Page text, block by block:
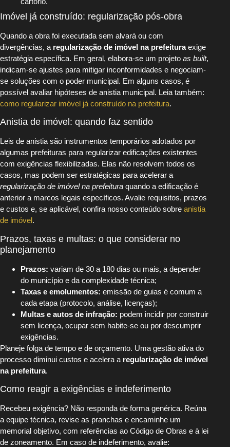
Imóvel já construído: regularização pós-obra
Quando a obra foi executada sem alvará ou com
divergências, a regularização de imóvel na prefeituraexige
estratégia específica. Em geral, elabora-se um projeto as built,
indicam-se ajustes para mitigar inconformidades e negociam-
se soluções com o poder municipal. Em alguns casos, é
possível avaliar hipóteses de anistia municipal. Leia também:
como regularizar imóvel já construído na prefeitura.
Anistia de imóvel: quando faz sentido
Leis de anistia são instrumentos temporários adotados por
algumas prefeituras para regularizar edificações existentes
com exigências flexibilizadas. Elas não resolvem todos os
casos, mas podem ser estratégicas para acelerar a
regularização de imóvel na prefeitura quando a edificação é
anterior a marcos legais específicos. Avalie requisitos, prazos
e custos e, se aplicável, confira nosso conteúdo sobre anistia
de imóvel.
Prazos, taxas e multas: o que considerar no
planejamento
Prazos: variam de 30 a 180 dias ou mais, a depender
do município e da complexidade técnica;
Taxas e emolumentos: emissão de guias é comum a
cada etapa (protocolo, análise, licenças);
Multas e autos de infração: podem incidir por construir
sem licença, ocupar sem habite-se ou por descumprir
exigências.
Planeje folga de tempo e de orçamento. Uma gestão ativa do
processo diminui custos e acelera a regularização de imóvel
na prefeitura.
Como reagir a exigências e indeferimento
Recebeu exigência? Não responda de forma genérica. Reúna
a equipe técnica, revise as pranchas e encaminhe um
memorial objetivo, com referências ao Código de Obras e à lei
de zoneamento. Em caso de indeferimento, avalie: